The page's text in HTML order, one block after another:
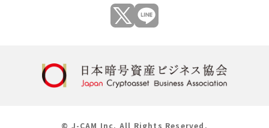
© J-CAM Inc. All Rights Reserved.